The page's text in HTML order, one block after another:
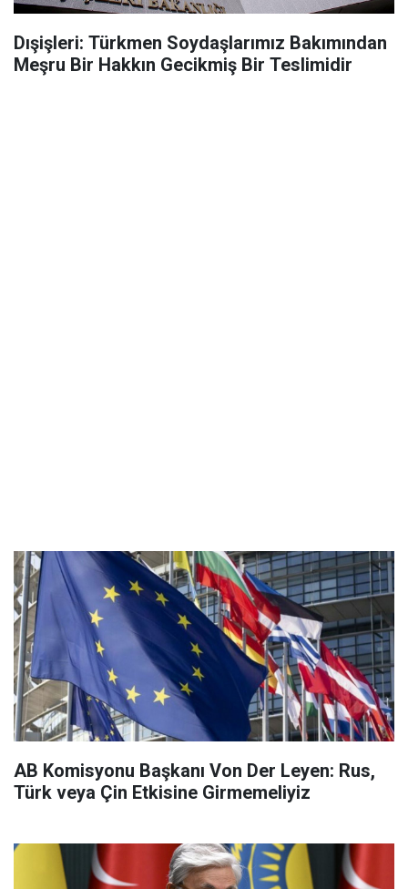
Dışişleri: Türkmen Soydaşlarımız Bakımından
Meşru Bir Hakkın Gecikmiş Bir Teslimidir
AB Komisyonu Başkanı Von Der Leyen: Rus,
Türk veya Çin Etkisine Girmemeliyiz